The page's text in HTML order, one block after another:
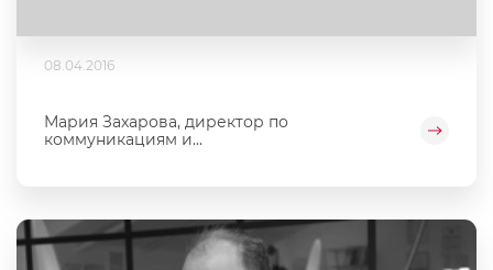
08.04.2016
Мария Захарова, директор по
коммуникациям и...